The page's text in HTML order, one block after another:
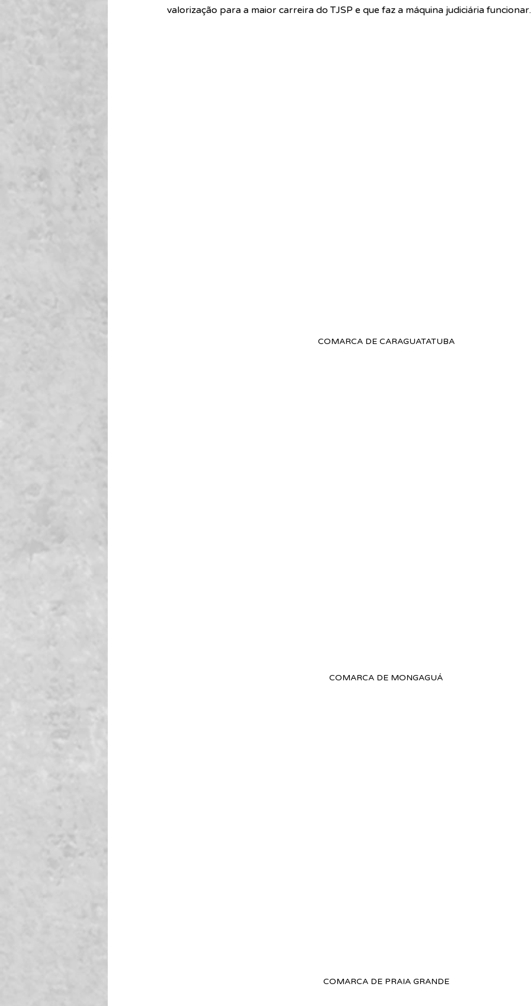
valorização para a maior carreira do TJSP e que faz a máquina judiciária funcionar.
COMARCA DE CARAGUATATUBA
COMARCA DE MONGAGUÁ
COMARCA DE PRAIA GRANDE